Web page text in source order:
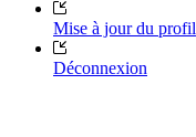
Mise à jour du profil
Déconnexion